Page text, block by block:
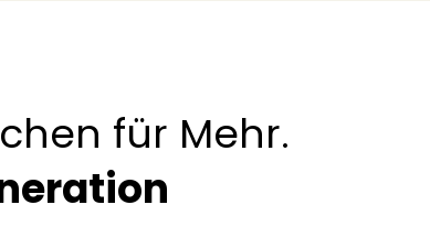
für Mehr.